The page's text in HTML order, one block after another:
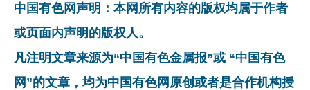
中国有色网声明：本网所有内容的版权均属于作者
或页面内声明的版权人。
凡注明文章来源为“中国有色金属报”或 “中国有色
网”的文章，均为中国有色网原创或者是合作机构授